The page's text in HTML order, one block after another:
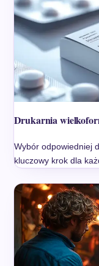
Drukarnia
Wybór odpowiedniej
kluczowy krok dla